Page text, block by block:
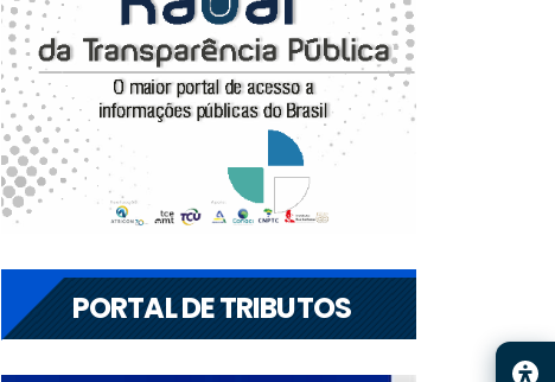
PORTAL DE TRIBUTOS